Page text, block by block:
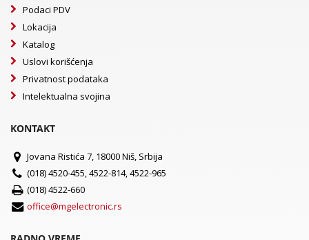
Podaci PDV
Lokacija
Katalog
Uslovi korišćenja
Privatnost podataka
Intelektualna svojina
KONTAKT
Jovana Ristića 7, 18000 Niš, Srbija
(018) 4520-455, 4522-814, 4522-965
(018) 4522-660
office@mgelectronic.rs